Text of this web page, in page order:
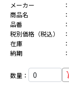
メーカー
商品名
品番
税別価格（税込）
在庫
納期
数量：